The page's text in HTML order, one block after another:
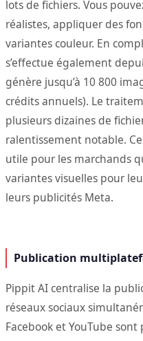
lots de fichiers. Vous
réalistes, appliquer des
variantes couleur. En
s’effectue également
génère jusqu’à 10 800
crédits annuels). Le
plusieurs dizaines de
ralentissement notable.
utile pour les marchands
variantes visuelles pour
leurs publicités Meta.
Publication
Pippit AI centralise la
réseaux sociaux
Facebook et YouTube